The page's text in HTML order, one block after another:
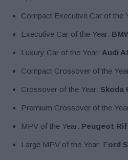
Compact Executive Car of the
Executive Car of the Year:
Luxury Car of the Year: Audi
Compact Crossover of the
Crossover of the Year: Skoda
Premium Crossover of the
MPV of the Year: Peugeot
Large MPV of the Year: Ford